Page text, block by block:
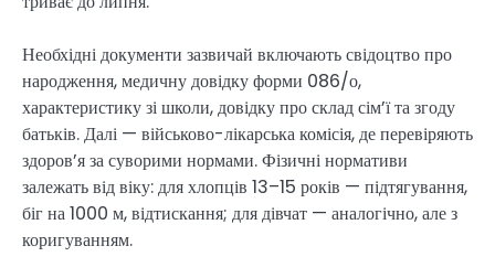
Необхідні документи зазвичай включають свідоцтво про
народження, медичну довідку форми 086/о,
характеристику зі школи, довідку про склад сім’ї та згоду
батьків. Далі — військово-лікарська комісія, де перевіряють
здоров’я за суворими нормами. Фізичні нормативи
залежать від віку: для хлопців 13–15 років — підтягування,
біг на 1000 м, відтискання; для дівчат — аналогічно, але з
коригуванням.